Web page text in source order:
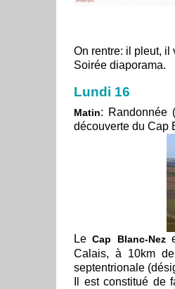
On rentre: il pleut, il
Soirée diaporama.
Lundi 16
Matin: Randonnée
découverte du Cap
LeCap Blanc-Nez
Calais, à 10km
septentrionale
Il est constitué de